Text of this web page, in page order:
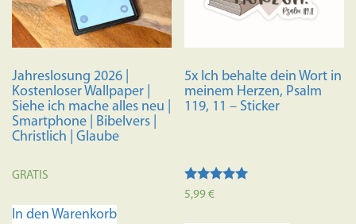
Jahreslosung 2026 |
Kostenloser Wallpaper |
Siehe ich mache alles neu |
Smartphone | Bibelvers |
Christlich | Glaube
GRATIS
In den Warenkorb
5x Ich behalte dein Wort in
meinem Herzen, Psalm
119, 11 – Sticker
Bewertet mit
5.00
5,99€